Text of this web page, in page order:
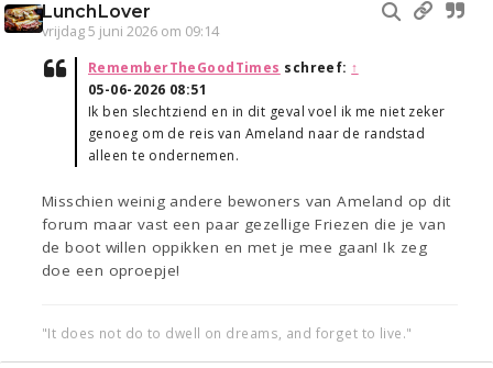
LunchLover
vrijdag 5 juni 2026 om 09:14
RememberTheGoodTimes schreef: ↑
05-06-2026 08:51
Ik ben slechtziend en in dit geval voel ik me niet zeker
genoeg om de reis van Ameland naar de randstad
alleen te ondernemen.
Misschien weinig andere bewoners van Ameland op dit
forum maar vast een paar gezellige Friezen die je van
de boot willen oppikken en met je mee gaan! Ik zeg
doe een oproepje!
"It does not do to dwell on dreams, and forget to live."